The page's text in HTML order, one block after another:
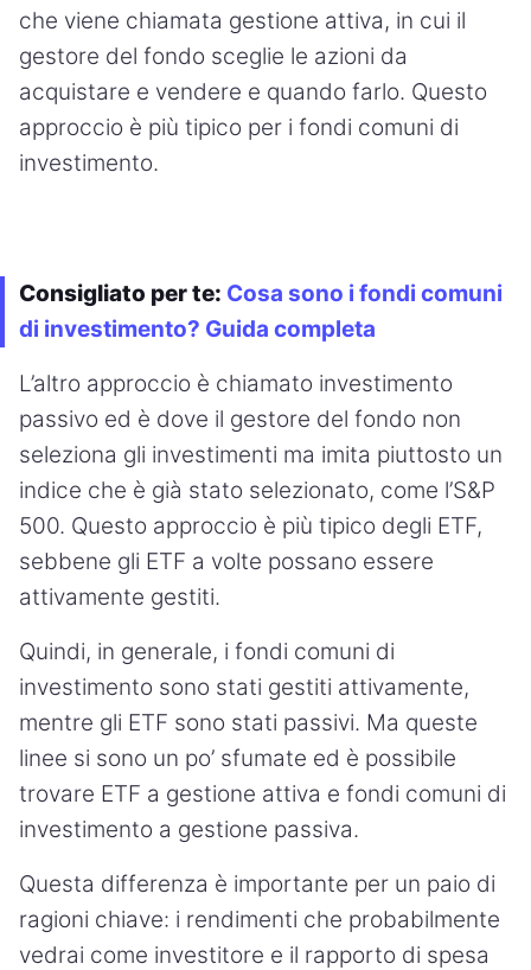
che viene chiamata gestione attiva, in cui il
gestore del fondo sceglie le azioni da
acquistare e vendere e quando farlo. Questo
approccio è più tipico per i fondi comuni di
investimento.
Consigliato per te: Cosa sono i fondi comuni
di investimento? Guida completa
L’altro approccio è chiamato investimento
passivo ed è dove il gestore del fondo non
seleziona gli investimenti ma imita piuttosto un
indice che è già stato selezionato, come l’S&P
500. Questo approccio è più tipico degli ETF,
sebbene gli ETF a volte possano essere
attivamente gestiti.
Quindi, in generale, i fondi comuni di
investimento sono stati gestiti attivamente,
mentre gli ETF sono stati passivi. Ma queste
linee si sono un po’ sfumate ed è possibile
trovare ETF a gestione attiva e fondi comuni di
investimento a gestione passiva.
Questa differenza è importante per un paio di
ragioni chiave: i rendimenti che probabilmente
vedrai come investitore e il rapporto di spesa